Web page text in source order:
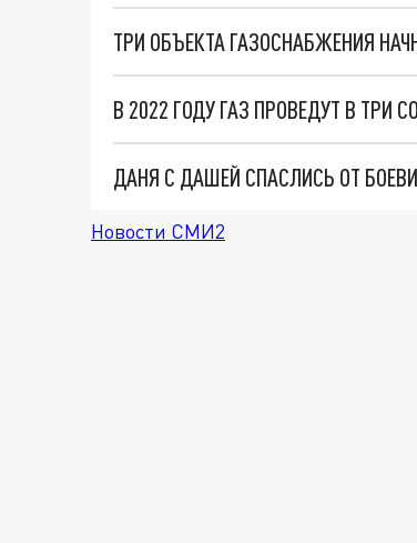
ТРИ ОБЪЕКТА ГАЗОСНАБЖЕНИЯ
В 2022 ГОДУ ГАЗ ПРОВЕДУТ В ТРИ
ДАНЯ С ДАШЕЙ СПАСЛИСЬ ОТ
Новости СМИ2